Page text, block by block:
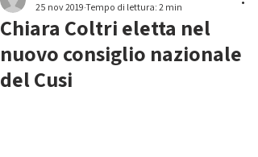
Chiara Coltri eletta nel
nuovo consiglio nazionale
del Cusi
25 nov 2019 Tempo di lettura: 2 min